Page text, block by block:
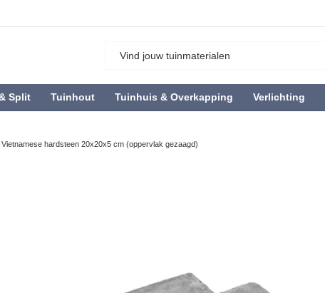
Split Tuinhout Tuinhuis & Overkapping Verlichting
Vietnamese hardsteen 20x20x5 cm (oppervlak gezaagd)